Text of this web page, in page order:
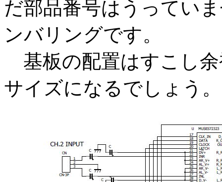
だ部品番号はうってい
ンバリングです。
基板の配置はすこし
サイズになるでしょう。